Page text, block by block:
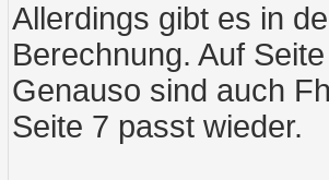
Allerdings gibt es in
Berechnung. Auf
Genauso sind auch
Seite 7 passt wieder.